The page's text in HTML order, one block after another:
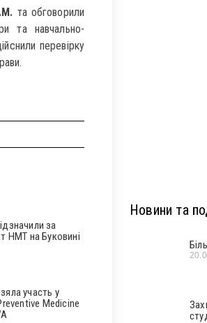
та обговорили
та навчально-
перевірку
за
НМТ на Буковині
участь у
Medicine
Новини та